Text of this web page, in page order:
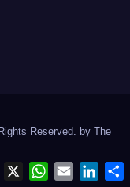
Reserved. by The
X
W
h
E
m
L